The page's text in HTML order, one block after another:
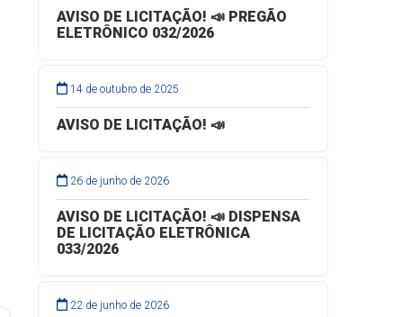
AVISO DE LICITAÇÃO! 📣 PREGÃO
ELETRÔNICO 032/2026
14 de outubro de 2025
AVISO DE LICITAÇÃO! 📣
26 de junho de 2026
AVISO DE LICITAÇÃO! 📣 DISPENSA
DE LICITAÇÃO ELETRÔNICA
033/2026
22 de junho de 2026